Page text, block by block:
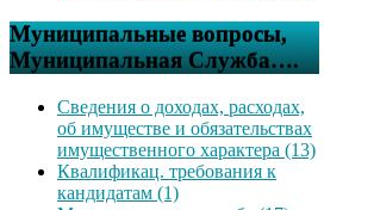
Муниципальные вопросы,
Муниципальная Служба….
Сведения о доходах, расходах,
об имуществе и обязательствах
имущественного характера (13)
Квалификац. требования к
кандидатам (1)